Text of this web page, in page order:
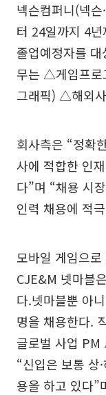
넥슨컴퍼니(넥슨
터 24일까지 4
졸업예정자를
무는 △게임프
그래픽) △해외
회사측은 “정확
사에 적합한 인
다”며 “채용 시
인력 채용에 적
모바일 게임으
CJE&M 넷마블
다.넷마블뿐 아
명을 채용한다.
글로벌 사업
“신입은 보통 상
용을 하고 있다”